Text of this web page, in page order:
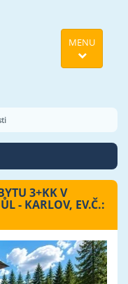
MENU
3+KK V
- KARLOV, EV.Č.: